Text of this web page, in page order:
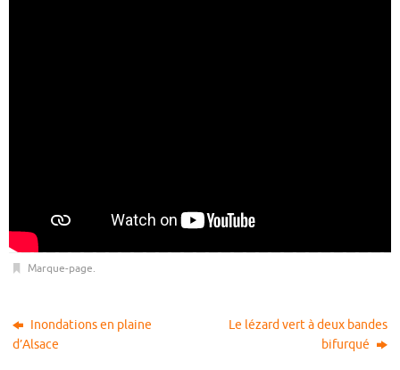
Marque-page.
Inondations en plaine
d’Alsace
Le lézard vert à deux bandes
bifurqué